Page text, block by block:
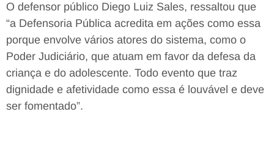
O defensor público Diego Luiz Sales, ressaltou que
“a Defensoria Pública acredita em ações como essa
porque envolve vários atores do sistema, como o
Poder Judiciário, que atuam em favor da defesa da
criança e do adolescente. Todo evento que traz
dignidade e afetividade como essa é louvável e deve
ser fomentado”.